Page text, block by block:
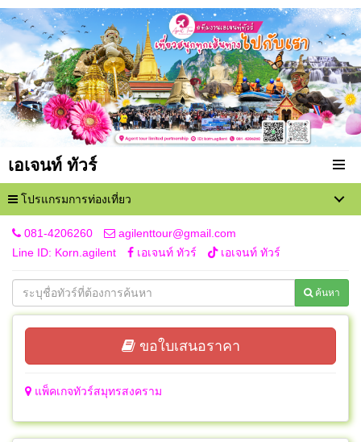
เอเจนท์ ทัวร์
โปรแกรมการท่องเที่ยว
081-4206260
agilenttour@gmail.com
Line ID: Korn.agilent
เอเจนท์ ทัวร์ เอเจนท์ ทัวร์
ค้นหา
ขอใบเสนอราคา
แพ็คเกจทัวร์สมุทรสงคราม